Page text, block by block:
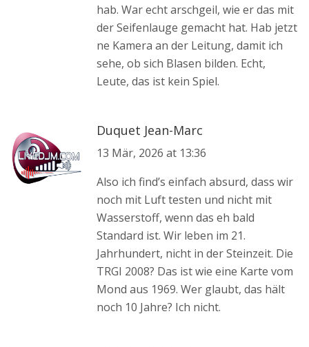
hab. War echt arschgeil, wie er das mit
der Seifenlauge gemacht hat. Hab jetzt
ne Kamera an der Leitung, damit ich
sehe, ob sich Blasen bilden. Echt,
Leute, das ist kein Spiel.
Duquet Jean-Marc
13 Mär, 2026 at 13:36
Also ich find’s einfach absurd, dass wir
noch mit Luft testen und nicht mit
Wasserstoff, wenn das eh bald
Standard ist. Wir leben im 21.
Jahrhundert, nicht in der Steinzeit. Die
TRGI 2008? Das ist wie eine Karte vom
Mond aus 1969. Wer glaubt, das hält
noch 10 Jahre? Ich nicht.